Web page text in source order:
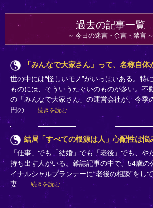
過去の記事一覧
今日の迷言・余言・禁言
「みんなで大家さん」って、名称自体
世の中には“怪しいモノ”がいっぱいある。特
ものには、そういうたぐいのものが多い。不
の「みんなで大家さん」の運営会社が、今季
円の
続きを読む
結局「すべての根源は人」心配性は悩
「仕事」でも「結婚」でも「老後」でも、や
持ち出す人がいる。雑誌記事の中で、54歳の
イナルシャルプランナーに“老後の相談”をし
妻
続きを読む